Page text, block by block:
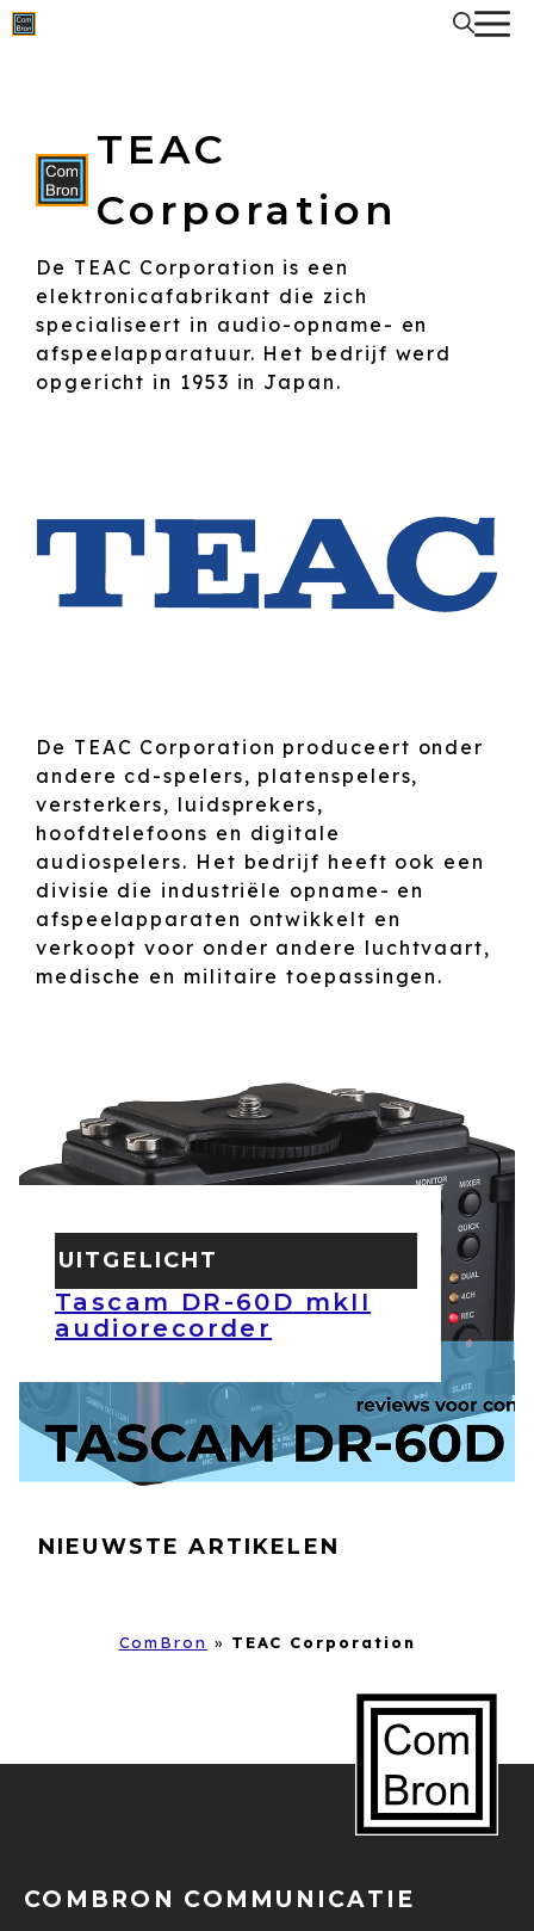
Spring
naar
TEAC
Corporation
De TEAC Corporation is een
elektronicafabrikant die zich
specialiseert in audio-opname- en
afspeelapparatuur. Het bedrijf werd
opgericht in 1953 in Japan.
De TEAC Corporation produceert onder
andere cd-spelers, platenspelers,
versterkers, luidsprekers,
hoofdtelefoons en digitale
audiospelers. Het bedrijf heeft ook een
divisie die industriële opname- en
afspeelapparaten ontwikkelt en
verkoopt voor onder andere luchtvaart,
medische en militaire toepassingen.
UITGELICHT
Tascam DR-60D mkII
audiorecorder
NIEUWSTE ARTIKELEN
ComBron » TEAC Corporation
COMBRON COMMUNICATIE